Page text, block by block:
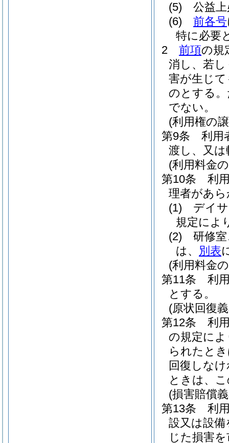
(5)
公益
(6)
前各号
特に必要
2
前項の規
消し、若
害が生じ
のとする。
でない。
(利用権の
第9条
利用
渡し、又
(利用料金
第10条
利
理者があ
(1)
デイ
規定によ
(2)
研修
は、 別表
(利用料金
第11条
利
とする。
(原状回復
第12条
利
の規定に
られたと
回復しな
ときは、
(損害賠償
第13条
利
設又は設
じた損害